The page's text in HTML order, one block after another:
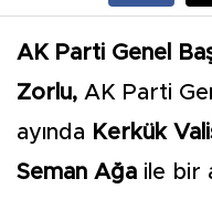
AK Parti Genel
Zorlu, AK Parti
ayında Kerkük
Seman Ağa ile bir